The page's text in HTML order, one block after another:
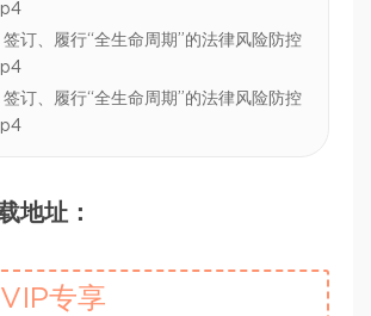
订、履行“全生命周期”的法律风险防控
订、履行“全生命周期”的法律风险防控
地址：
VIP专享